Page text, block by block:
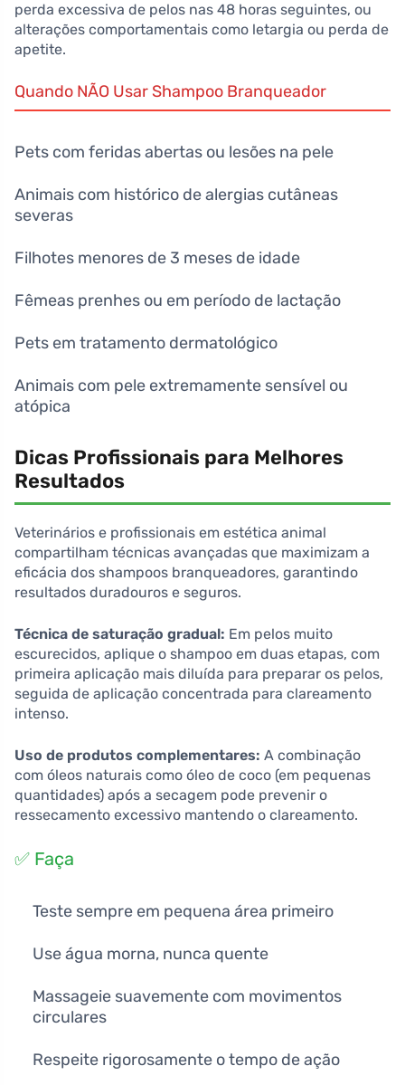
perda excessiva de pelos nas 48 horas seguintes, ou
alterações comportamentais como letargia ou perda de
apetite.
Quando NÃO Usar Shampoo Branqueador
Pets com feridas abertas ou lesões na pele
Animais com histórico de alergias cutâneas
severas
Filhotes menores de 3 meses de idade
Fêmeas prenhes ou em período de lactação
Pets em tratamento dermatológico
Animais com pele extremamente sensível ou
atópica
Dicas Profissionais para Melhores
Resultados
Veterinários e profissionais em estética animal
compartilham técnicas avançadas que maximizam a
eficácia dos shampoos branqueadores, garantindo
resultados duradouros e seguros.
Técnica de saturação gradual: Em pelos muito
escurecidos, aplique o shampoo em duas etapas, com
primeira aplicação mais diluída para preparar os pelos,
seguida de aplicação concentrada para clareamento
intenso.
Uso de produtos complementares: A combinação
com óleos naturais como óleo de coco (em pequenas
quantidades) após a secagem pode prevenir o
ressecamento excessivo mantendo o clareamento.
✅ Faça
Teste sempre em pequena área primeiro
Use água morna, nunca quente
Massageie suavemente com movimentos
circulares
Respeite rigorosamente o tempo de ação